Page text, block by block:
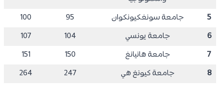
5 جامعة سونغكيونكوان 95
100
6
جامعة يونسي 104
107
7
جامعة هانيانغ 150
151
8
جامعة كيونغ هي 247
264